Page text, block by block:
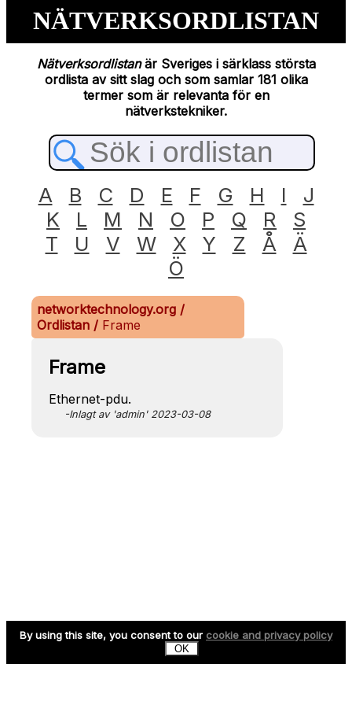
NÄTVERKSORDLISTAN
Nätverksordlistanär Sveriges i särklass största
ordlista av sitt slag och som samlar 181 olika
termer som är relevanta för en
nätverkstekniker.
A B C D E F G H I
J
K
L M N O P Q R
S
T
U V W X Y Z Å
Ä
Ö
networktechnology.org /
Ordlistan / Frame
Frame
Ethernet-pdu.
-Inlagt av 'admin' 2023-03-08
By using this site, you consent to our cookie and privacy policy